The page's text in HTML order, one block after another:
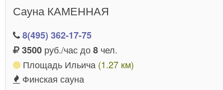
Сауна КАМЕННАЯ
8(495) 362-17-75
3500 руб./час до8 чел.
Площадь Ильича (1.27 км)
Финская сауна